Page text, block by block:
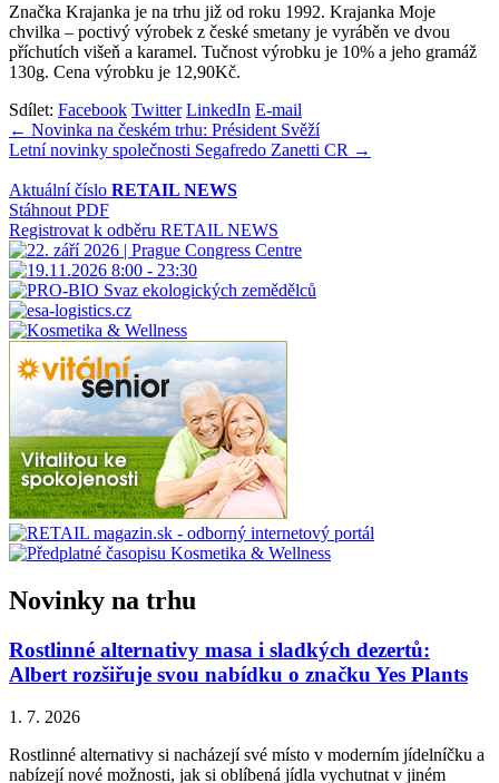
Značka Krajanka je na trhu již od roku 1992. Krajanka Moje
chvilka – poctivý výrobek z české smetany je vyráběn ve dvou
příchutích višeň a karamel. Tučnost výrobku je 10% a jeho gramáž
130g. Cena výrobku je 12,90Kč.
Sdílet: Facebook Twitter LinkedIn E-mail
Navigace
pro
příspěvek
← Novinka na českém trhu: Président Svěží
Letní novinky společnosti Segafredo Zanetti CR →
Aktuální číslo RETAIL NEWS
Stáhnout PDF
Registrovat k odběru RETAIL NEWS
Novinky na trhu
Rostlinné alternativy masa i sladkých dezertů:
Albert rozšiřuje svou nabídku o značku Yes Plants
1. 7. 2026
Rostlinné alternativy si nacházejí své místo v moderním jídelníčku a
nabízejí nové možnosti, jak si oblíbená jídla vychutnat v jiném